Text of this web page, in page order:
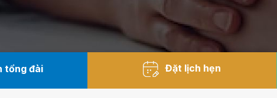
tổng đài Đặt lịch hẹn